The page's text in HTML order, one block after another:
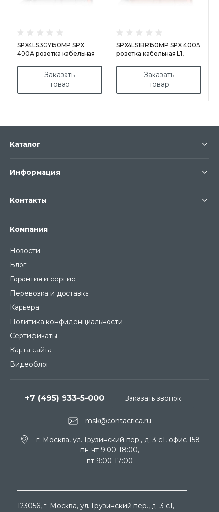
SPX4LS3GY150MP SPX
400А розетка кабельная
Заказать
товар
SPX4LS1BR150MP SPX 400А
розетка кабельная L1,
Заказать
товар
Компания
Новости
Блог
Гарантия и сервис
Перевозка и доставка
Карьера
Политика конфиденциальности
Сертификаты
Карта сайта
Видеоблог
Каталог
Информация
Контакты
msk@contactica.ru
+7 (495) 933-5-000
г. Москва, ул. Грузинский пер., д. 3 c1, офис 158
пн-чт 9:00-18:00,
пт 9:00-17:00
Заказать звонок
123056, г. Москва, ул. Грузинский пер., д. 3 c1,